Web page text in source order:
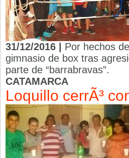
31/12/2016 | Por hechos
gimnasio de box tras
parte de “barrabravas”.
CATAMARCA
Loquillo cerrÃ³